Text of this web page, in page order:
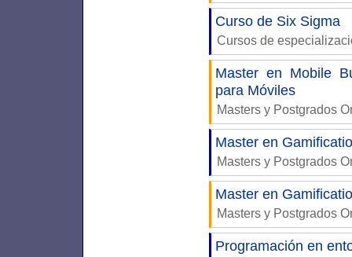
Curso de Six Sigma
Cursos de
Master en Mobile
para Móviles
Masters y Postgrados
Master en
Masters y Postgrados
Master en
Masters y Postgrados
Programación en